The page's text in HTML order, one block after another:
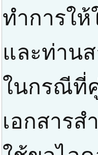
ทำการให้
และท่าน
ในกรณีที่
เอกสาร